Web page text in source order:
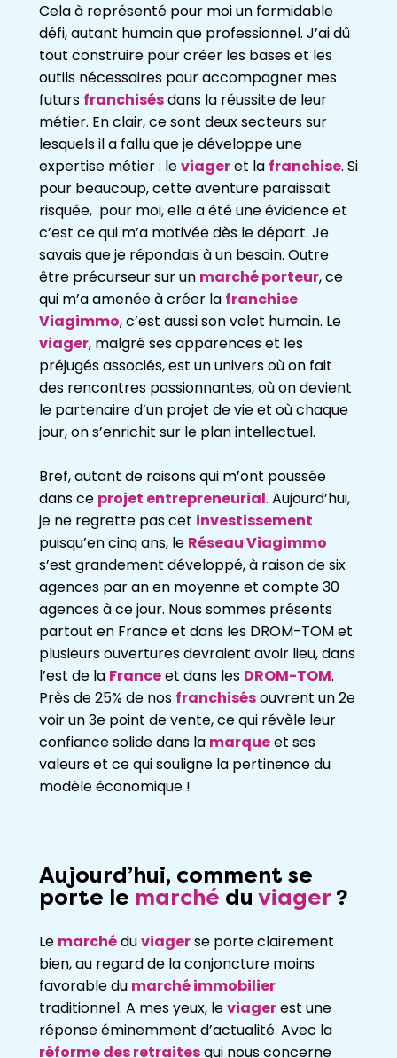
Cela à représenté pour moi un formidable
défi, autant humain que professionnel. J’ai dû
tout construire pour créer les bases et les
outils nécessaires pour accompagner mes
futurs franchisésdans la réussite de leur
métier. En clair, ce sont deux secteurs sur
lesquels il a fallu que je développe une
expertise métier : leviageret la franchise. Si
pour beaucoup, cette aventure paraissait
risquée, pour moi, elle a été une évidence et
c’est ce qui m’a motivée dès le départ. Je
savais que je répondais à un besoin. Outre
être précurseur sur un marché porteur, ce
qui m’a amenée à créer la franchise
Viagimmo, c’est aussi son volet humain. Le
viager, malgré ses apparences et les
préjugés associés, est un univers où on fait
des rencontres passionnantes, où on devient
le partenaire d’un projet de vie et où chaque
jour, on s’enrichit sur le plan intellectuel.
Bref, autant de raisons qui m’ont poussée
dans ce projet entrepreneurial. Aujourd’hui,
je ne regrette pas cet investissement
puisqu’en cinq ans, le Réseau Viagimmo
s’est grandement développé, à raison de six
agences par an en moyenne et compte 30
agences à ce jour. Nous sommes présents
partout en France et dans les DROM-TOM et
plusieurs ouvertures devraient avoir lieu, dans
l’est de la Franceet dans les DROM-TOM.
Près de 25% de nos franchisésouvrent un 2e
voir un 3e point de vente, ce qui révèle leur
confiance solide dans la marqueet ses
valeurs et ce qui souligne la pertinence du
modèle économique !
Aujourd’hui, comment se
porte le marché du viager ?
Le marchéduviagerse porte clairement
bien, au regard de la conjoncture moins
favorable du marché immobilier
traditionnel. A mes yeux, leviagerest une
réponse éminemment d’actualité. Avec la
réforme des retraitesqui nous concerne